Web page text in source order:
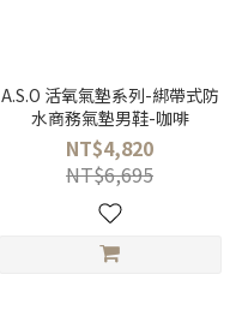
A.S.O 活氧氣墊系列-綁帶式防
水商務氣墊男鞋-咖啡
NT$4,820
NT$6,695